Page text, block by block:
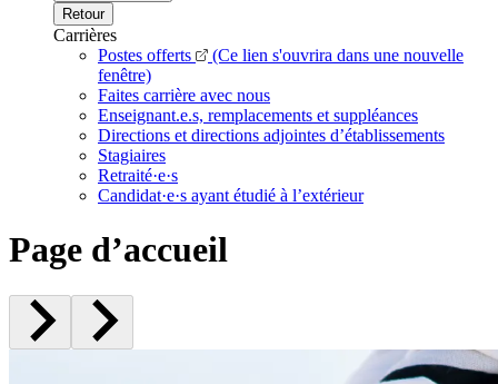
Retour
Carrières
Postes offerts
(Ce lien s'ouvrira dans une nouvelle
fenêtre)
Faites carrière avec nous
Enseignant.e.s, remplacements et suppléances
Directions et directions adjointes d’établissements
Stagiaires
Retraité·e·s
Candidat·e·s ayant étudié à l’extérieur
Page d’accueil